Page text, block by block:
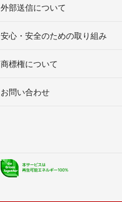
外部送信について
安心・安全のための取り組み
商標権について
お問い合わせ